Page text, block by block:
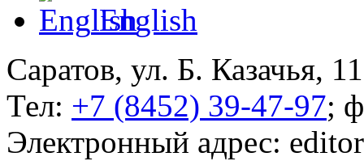
English
Саратов, ул. Б. Казачья,
Тел: +7 (8452) 39-47-97;
Электронный адрес: